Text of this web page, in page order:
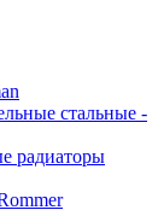
стальные -
радиаторы